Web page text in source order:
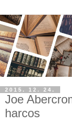
2015. 12. 24.
Joe
harcos